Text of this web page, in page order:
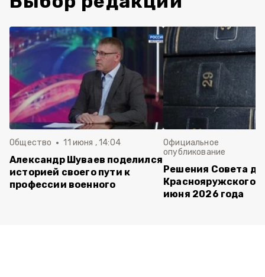
Общество 11 июня , 14:04
Александр Шуваев поделился
историей своего пути к
профессии военного
Официальное
опубликование
Решения Совета
Краснояружского
июня 2026 года